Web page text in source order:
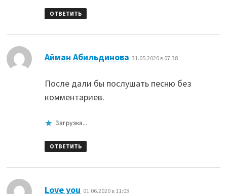
ОТВЕТИТЬ
Айман Абильдинова 31.05.2020 в 07:38
После дали бы послушать песню без
комментариев.
Загрузка...
ОТВЕТИТЬ
Love you 01.06.2020 в 11:03